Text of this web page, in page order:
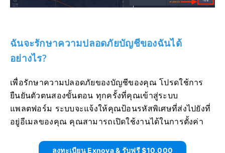
ฉันจะรักษาความปลอดภัยบัญชีของฉันได้
อย่างไร?
เพื่อรักษาความปลอดภัยของบัญชีของคุณ โปรดใช้การ
ยืนยันตัวตนสองขั้นตอน ทุกครั้งที่คุณเข้าสู่ระบบ
แพลตฟอร์ม ระบบจะแจ้งให้คุณป้อนรหัสพิเศษที่ส่งไปยังที่
อยู่อีเมลของคุณ คุณสามารถเปิดใช้งานได้ในการตั้งค่า
ลงทะเบียน Exnova & รับฟรี $10,000